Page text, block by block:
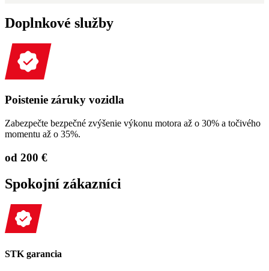
Doplnkové služby
Poistenie záruky vozidla
Zabezpečte bezpečné zvýšenie výkonu motora až o 30% a točivého
momentu až o 35%.
od 200 €
Spokojní zákazníci
STK garancia